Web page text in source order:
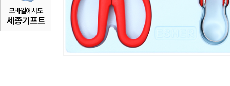
모바일에서도
세종기프트